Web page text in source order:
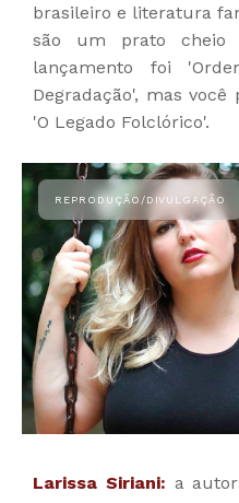
brasileiro e literatura
são um prato cheio
lançamento foi
Degradação', mas
'O Legado Folclórico'.
Larissa Siriani: a